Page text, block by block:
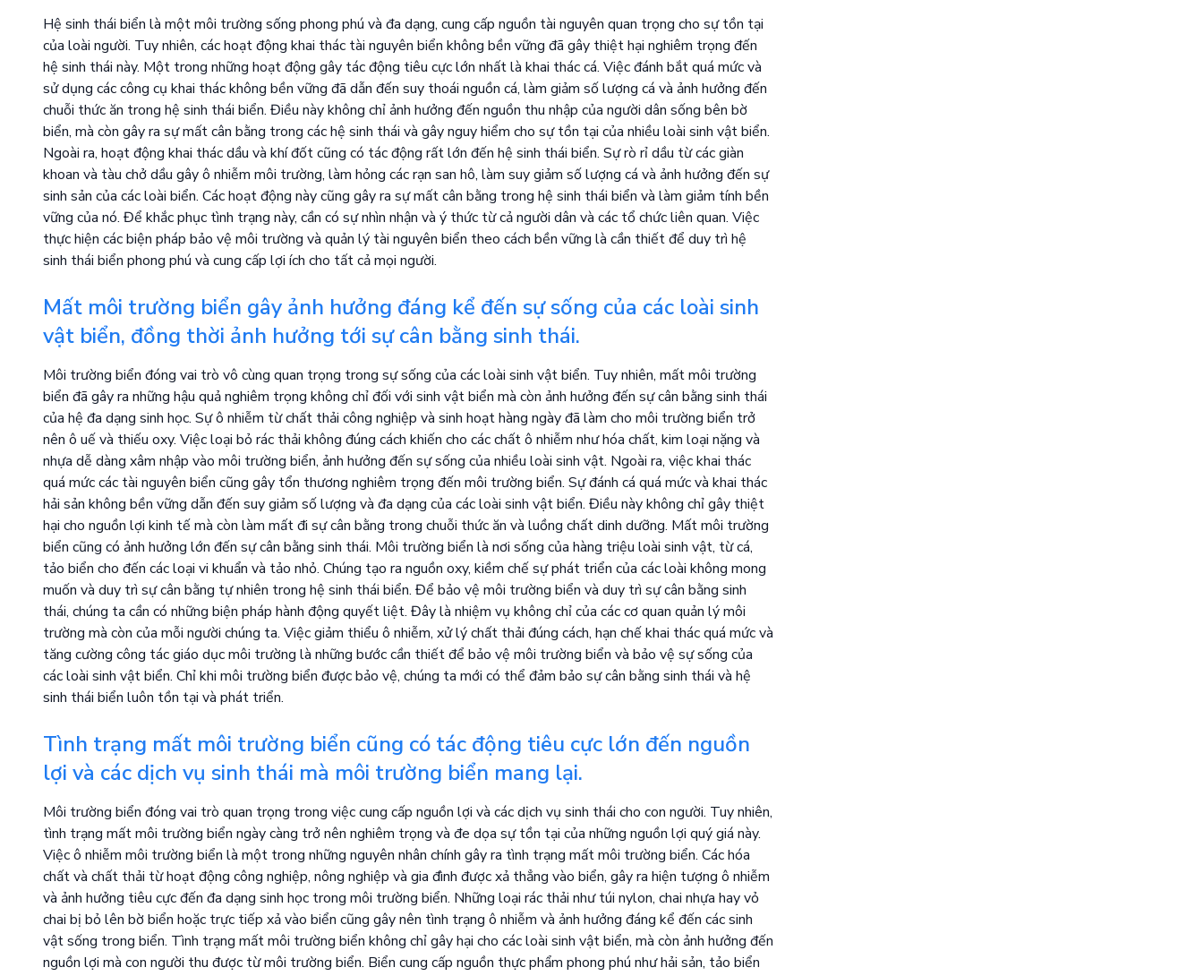
Hệ sinh thái biển là một môi trường sống phong phú và đa dạng, cung cấp nguồn tài nguyên quan trọng cho sự tồn tại
của loài người. Tuy nhiên, các hoạt động khai thác tài nguyên biển không bền vững đã gây thiệt hại nghiêm trọng đến
hệ sinh thái này. Một trong những hoạt động gây tác động tiêu cực lớn nhất là khai thác cá. Việc đánh bắt quá mức và
sử dụng các công cụ khai thác không bền vững đã dẫn đến suy thoái nguồn cá, làm giảm số lượng cá và ảnh hưởng đến
chuỗi thức ăn trong hệ sinh thái biển. Điều này không chỉ ảnh hưởng đến nguồn thu nhập của người dân sống bên bờ
biển, mà còn gây ra sự mất cân bằng trong các hệ sinh thái và gây nguy hiểm cho sự tồn tại của nhiều loài sinh vật biển.
Ngoài ra, hoạt động khai thác dầu và khí đốt cũng có tác động rất lớn đến hệ sinh thái biển. Sự rò rỉ dầu từ các giàn
khoan và tàu chở dầu gây ô nhiễm môi trường, làm hỏng các rạn san hô, làm suy giảm số lượng cá và ảnh hưởng đến sự
sinh sản của các loài biển. Các hoạt động này cũng gây ra sự mất cân bằng trong hệ sinh thái biển và làm giảm tính bền
vững của nó. Để khắc phục tình trạng này, cần có sự nhìn nhận và ý thức từ cả người dân và các tổ chức liên quan. Việc
thực hiện các biện pháp bảo vệ môi trường và quản lý tài nguyên biển theo cách bền vững là cần thiết để duy trì hệ
sinh thái biển phong phú và cung cấp lợi ích cho tất cả mọi người.
Mất môi trường biển gây ảnh hưởng đáng kể đến sự sống của các loài sinh
vật biển, đồng thời ảnh hưởng tới sự cân bằng sinh thái.
Môi trường biển đóng vai trò vô cùng quan trọng trong sự sống của các loài sinh vật biển. Tuy nhiên, mất môi trường
biển đã gây ra những hậu quả nghiêm trọng không chỉ đối với sinh vật biển mà còn ảnh hưởng đến sự cân bằng sinh thái
của hệ đa dạng sinh học. Sự ô nhiễm từ chất thải công nghiệp và sinh hoạt hàng ngày đã làm cho môi trường biển trở
nên ô uế và thiếu oxy. Việc loại bỏ rác thải không đúng cách khiến cho các chất ô nhiễm như hóa chất, kim loại nặng và
nhựa dễ dàng xâm nhập vào môi trường biển, ảnh hưởng đến sự sống của nhiều loài sinh vật. Ngoài ra, việc khai thác
quá mức các tài nguyên biển cũng gây tổn thương nghiêm trọng đến môi trường biển. Sự đánh cá quá mức và khai thác
hải sản không bền vững dẫn đến suy giảm số lượng và đa dạng của các loài sinh vật biển. Điều này không chỉ gây thiệt
hại cho nguồn lợi kinh tế mà còn làm mất đi sự cân bằng trong chuỗi thức ăn và luồng chất dinh dưỡng. Mất môi trường
biển cũng có ảnh hưởng lớn đến sự cân bằng sinh thái. Môi trường biển là nơi sống của hàng triệu loài sinh vật, từ cá,
tảo biển cho đến các loại vi khuẩn và tảo nhỏ. Chúng tạo ra nguồn oxy, kiềm chế sự phát triển của các loài không mong
muốn và duy trì sự cân bằng tự nhiên trong hệ sinh thái biển. Để bảo vệ môi trường biển và duy trì sự cân bằng sinh
thái, chúng ta cần có những biện pháp hành động quyết liệt. Đây là nhiệm vụ không chỉ của các cơ quan quản lý môi
trường mà còn của mỗi người chúng ta. Việc giảm thiểu ô nhiễm, xử lý chất thải đúng cách, hạn chế khai thác quá mức và
tăng cường công tác giáo dục môi trường là những bước cần thiết để bảo vệ môi trường biển và bảo vệ sự sống của
các loài sinh vật biển. Chỉ khi môi trường biển được bảo vệ, chúng ta mới có thể đảm bảo sự cân bằng sinh thái và hệ
sinh thái biển luôn tồn tại và phát triển.
Tình trạng mất môi trường biển cũng có tác động tiêu cực lớn đến nguồn
lợi và các dịch vụ sinh thái mà môi trường biển mang lại.
Môi trường biển đóng vai trò quan trọng trong việc cung cấp nguồn lợi và các dịch vụ sinh thái cho con người. Tuy nhiên,
tình trạng mất môi trường biển ngày càng trở nên nghiêm trọng và đe dọa sự tồn tại của những nguồn lợi quý giá này.
Việc ô nhiễm môi trường biển là một trong những nguyên nhân chính gây ra tình trạng mất môi trường biển. Các hóa
chất và chất thải từ hoạt động công nghiệp, nông nghiệp và gia đình được xả thẳng vào biển, gây ra hiện tượng ô nhiễm
và ảnh hưởng tiêu cực đến đa dạng sinh học trong môi trường biển. Những loại rác thải như túi nylon, chai nhựa hay vỏ
chai bị bỏ lên bờ biển hoặc trực tiếp xả vào biển cũng gây nên tình trạng ô nhiễm và ảnh hưởng đáng kể đến các sinh
vật sống trong biển. Tình trạng mất môi trường biển không chỉ gây hại cho các loài sinh vật biển, mà còn ảnh hưởng đến
nguồn lợi mà con người thu được từ môi trường biển. Biển cung cấp nguồn thực phẩm phong phú như hải sản, tảo biển